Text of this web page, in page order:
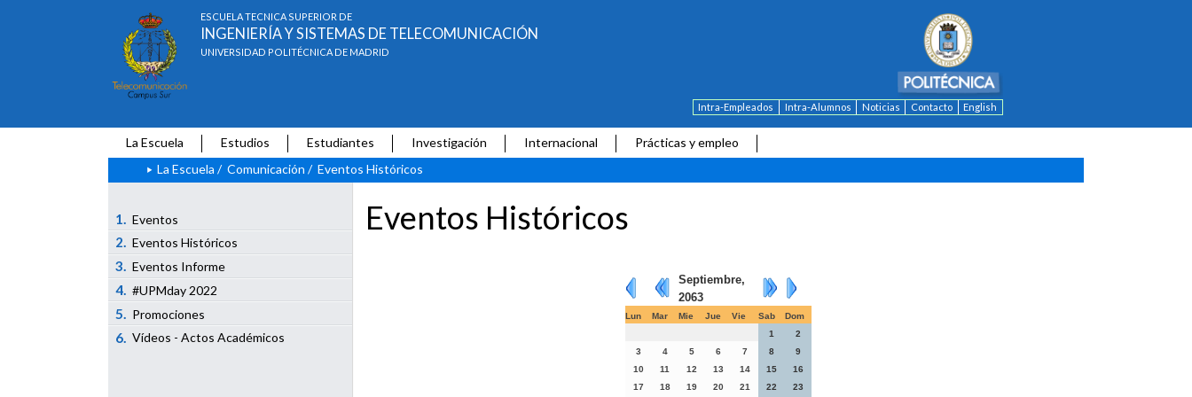
ESCUELA TÉCNICA SUPERIOR DE
INGENIERÍA Y SISTEMAS DE TELECOMUNICACIÓN
UNIVERSIDAD POLITÉCNICA DE MADRID
Intra-Empleados Intra-Alumnos Noticias Contacto English
La Escuela Estudios Estudiantes Investigación Internacional
Prácticas y empleo
La Escuela / Comunicación / Eventos Históricos
1. Eventos
2. Eventos Históricos
3. Eventos Informe
4. #UPMday 2022
5. Promociones
6. Vídeos - Actos Académicos
Eventos Históricos
Septiembre,
2063
Lun Mar Mie Jue Vie Sab
Dom
1
2
3
4 5 6 7 8
9
10
11 12 13 14 15
16
17
18 19 20 21 22 23